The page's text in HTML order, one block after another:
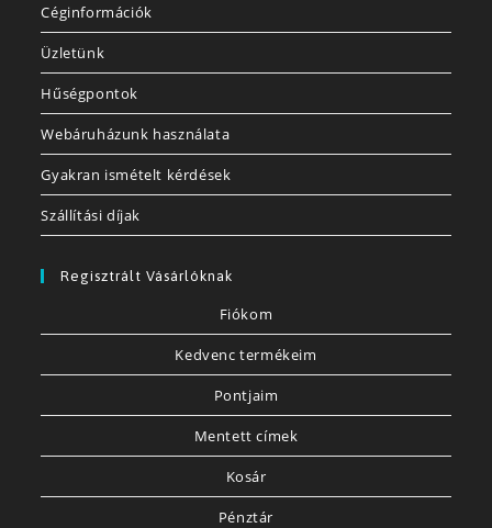
Céginformációk
Üzletünk
Hűségpontok
Webáruházunk használata
Gyakran ismételt kérdések
Szállítási díjak
Regisztrált Vásárlóknak
Fiókom
Kedvenc termékeim
Pontjaim
Mentett címek
Kosár
Pénztár